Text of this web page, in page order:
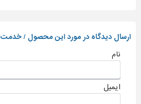
ارسال دیدگاه در مورد این محصول / خدمت
نام
ایمیل